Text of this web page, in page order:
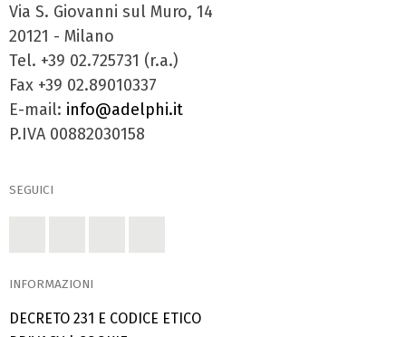
Via S. Giovanni sul Muro, 14
20121 - Milano
Tel. +39 02.725731 (r.a.)
Fax +39 02.89010337
E-mail: info@adelphi.it
P.IVA 00882030158
SEGUICI
INFORMAZIONI
DECRETO 231 E CODICE ETICO